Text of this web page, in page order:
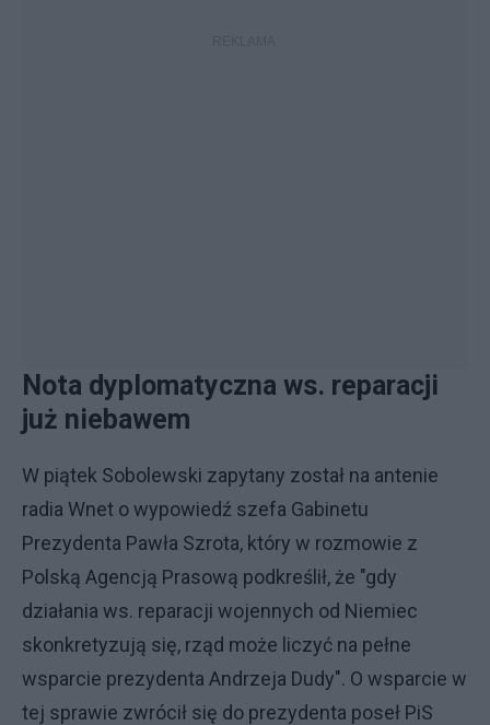
Nota dyplomatyczna ws. reparacji
już niebawem
W piątek Sobolewski zapytany został na antenie
radia Wnet o wypowiedź szefa Gabinetu
Prezydenta Pawła Szrota, który w rozmowie z
Polską Agencją Prasową podkreślił, że "gdy
działania ws. reparacji wojennych od Niemiec
skonkretyzują się, rząd może liczyć na pełne
wsparcie prezydenta Andrzeja Dudy". O wsparcie w
tej sprawie zwrócił się do prezydenta poseł PiS